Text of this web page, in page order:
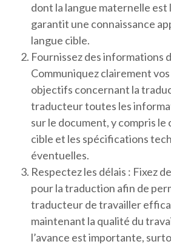
dont la langue maternelle est
garantit une connaissance
langue cible.
Fournissez des informations
Communiquez clairement
objectifs concernant la
traducteur toutes les
sur le document, y compris
cible et les spécifications
éventuelles.
Respectez les délais : Fixez
pour la traduction afin de
traducteur de travailler
maintenant la qualité du
l’avance est importante,